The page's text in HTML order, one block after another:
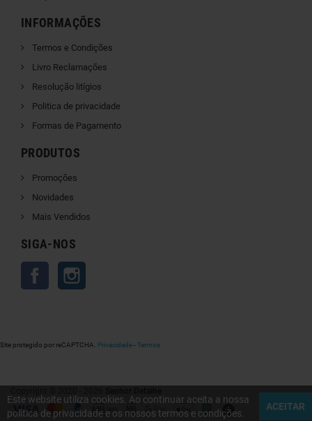
INFORMAÇÕES
Termos e Condições
Livro Reclamações
Resolução litígios
Politica de privacidade
Formas de Pagamento
PRODUTOS
Promoções
Novidades
Mais Vendidos
SIGA-NOS
Facebook
Site protegido por reCAPTCHA. Privacidade-Termos
Este website utiliza cookies. Ao continuar aceita a nossa
política de privacidade e os nossos termos e condições.
ACEITAR